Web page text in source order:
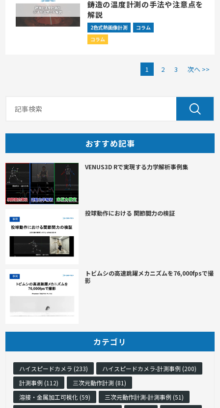
鋳造の温度計測の手法や注意点を
解説
2色式熱画像計測
コラム
コラム
1 2 3 次へ >>
おすすめ記事
VENUS3D Rで実現する力学解析事例集
投球動作における 関節間力の検証
トビムシの高速跳躍メカニズムを76,000fpsで撮
影
カテゴリ
ハイスピードカメラ (233)
ハイスピードカメラ-計測事例 (200)
計測事例 (112)
三次元動作計測 (81)
溶接・金属加工可視化 (59)
三次元動作計測-計測事例 (51)